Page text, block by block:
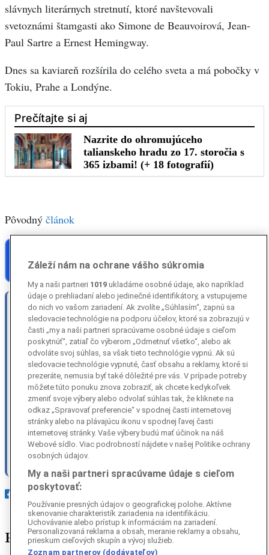
slávnych literárnych stretnutí, ktoré navštevovali
svetoznámi štamgasti ako Simone de Beauvoirová, Jean-
Paul Sartre a Ernest Hemingway.
Dnes sa kaviareň rozšírila do celého sveta a má pobočky v
Tokiu, Prahe a Londýne.
Pôvodný článok
Sudoku, šachové úlohy, hľadanie rozdielov, solitaire
Váš názor nás zaujíma! Pomôžte
nám zlepšovať obsah hodnotením
tohto článku.
ZDIEĽAŤ ČLÁNOK
Prečítajte si aj
Záleží nám na ochrane vášho súkromia
My a naši partneri 1019 ukladáme osobné údaje, ako napríklad
údaje o prehliadaní alebo jedinečné identifikátory, a vstupujeme
do nich vo vašom zariadení. Ak zvolíte „Súhlasím“, zapnú sa
sledovacie technológie na podporu účelov, ktoré sa zobrazujú v
časti „my a naši partneri spracúvame osobné údaje s cieľom
poskytnúť“, zatiaľ čo výberom „Odmetnuť všetko“, alebo ak
odvoláte svoj súhlas, sa však tieto technológie vypnú. Ak sú
sledovacie technológie vypnuté, časť obsahu a reklamy, ktoré si
prezeráte, nemusia byť také dôležité pre vás. V prípade potreby
môžete túto ponuku znova zobraziť, ak chcete kedykoľvek
zmeniť svoje výbery alebo odvolať súhlas tak, že kliknete na
odkaz „Spravovať preferencie“ v spodnej časti internetovej
stránky alebo na plávajúcu ikonu v spodnej ľavej časti
internetovej stránky. Vaše výbery budú mať účinok na náš
Webové sídlo. Viac podrobností nájdete v našej Politike ochrany
osobných údajov.
My a naši partneri spracúvame údaje s cieľom
poskytovať:
Používanie presných údajov o geografickej polohe. Aktívne
skenovanie charakteristík zariadenia na identifikáciu.
Uchovávanie alebo prístup k informáciám na zariadení.
Personalizovaná reklama a obsah, meranie reklamy a obsahu,
prieskum cieľových skupín a vývoj služieb.
Zoznam partnerov (dodávateľov)